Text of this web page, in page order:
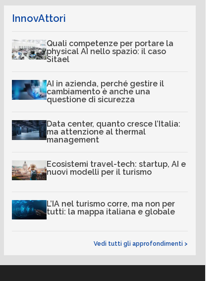
InnovAttori
Quali competenze per portare la
physical AI nello spazio: il caso
Sitael
AI in azienda, perché gestire il
cambiamento è anche una
questione di sicurezza
Data center, quanto cresce l’Italia:
ma attenzione al thermal
management
Ecosistemi travel-tech: startup, AI e
nuovi modelli per il turismo
L’IA nel turismo corre, ma non per
tutti: la mappa italiana e globale
Vedi tutti gli approfondimenti >